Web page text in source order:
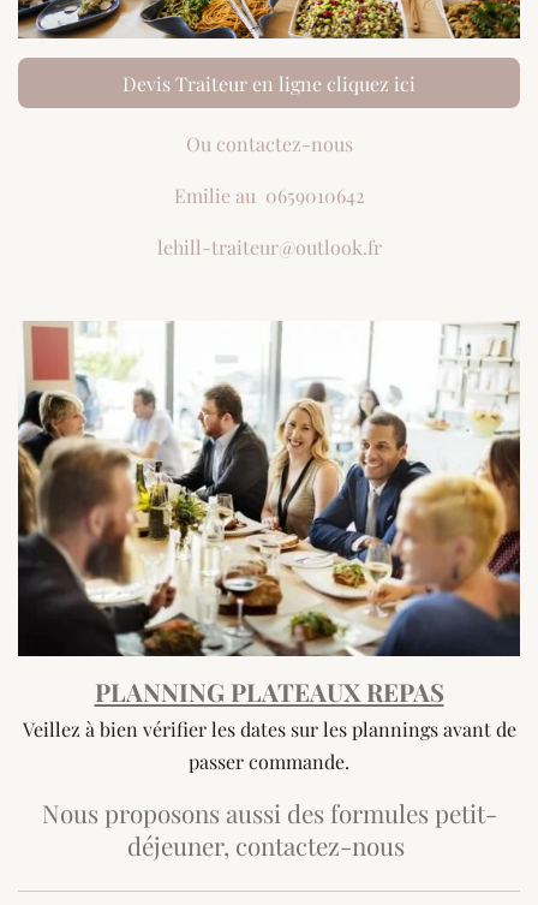
Devis Traiteur en ligne cliquez ici
Ou contactez-nous
Emilie au 0659010642
lehill-traiteur@outlook.fr
PLANNING PLATEAUX REPAS
Veillez à bien vérifier les dates sur les plannings avant de
passer commande.
Nous proposons aussi des formules petit-
déjeuner, contactez-nous